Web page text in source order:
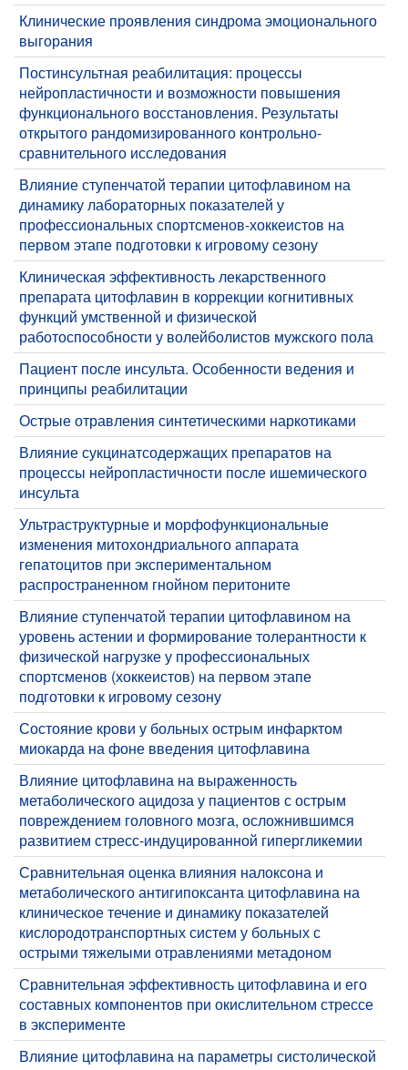
Клинические проявления синдрома эмоционального
выгорания
Постинсультная реабилитация: процессы
нейропластичности и возможности повышения
функционального восстановления. Результаты
открытого рандомизированного контрольно-
сравнительного исследования
Влияние ступенчатой терапии цитофлавином на
динамику лабораторных показателей у
профессиональных спортсменов-хоккеистов на
первом этапе подготовки к игровому сезону
Клиническая эффективность лекарственного
препарата цитофлавин в коррекции когнитивных
функций умственной и физической
работоспособности у волейболистов мужского пола
​Пациент после инсульта. Особенности ведения и
принципы реабилитации
Острые отравления синтетическими наркотиками
Влияние сукцинатсодержащих препаратов на
процессы нейропластичности после ишемического
инсульта
Ультраструктурные и морфофункциональные
изменения митохондриального аппарата
гепатоцитов при экспериментальном
распространенном гнойном перитоните
Влияние ступенчатой терапии цитофлавином на
уровень астении и формирование толерантности к
физической нагрузке у профессиональных
спортсменов (хоккеистов) на первом этапе
подготовки к игровому сезону
Состояние крови у больных острым инфарктом
миокарда на фоне введения цитофлавина
Влияние цитофлавина на выраженность
метаболического ацидоза у пациентов с острым
повреждением головного мозга, осложнившимся
развитием стресс-индуцированной гипергликемии
Сравнительная оценка влияния налоксона и
метаболического антигипоксанта цитофлавина на
клиническое течение и динамику показателей
кислородотранспортных систем у больных с
острыми тяжелыми отравлениями метадоном
Сравнительная эффективность цитофлавина и его
составных компонентов при окислительном стрессе
в эксперименте
Влияние цитофлавина на параметры систолической